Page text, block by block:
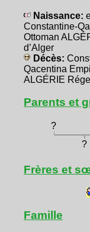
Naissance:
Constantine-
Ottoman
d’Alger
Décès:
Qacentina
ALGÉRIE
Parents et
?
?
Frères et
Famille